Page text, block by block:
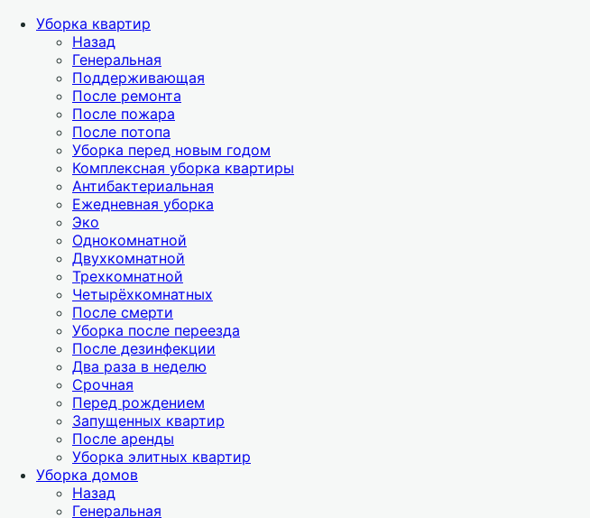
Уборка квартир
Назад
Генеральная
Поддерживающая
После ремонта
После пожара
После потопа
Уборка перед новым годом
Комплексная уборка квартиры
Антибактериальная
Ежедневная уборка
Эко
Однокомнатной
Двухкомнатной
Трехкомнатной
Четырёхкомнатных
После смерти
Уборка после переезда
После дезинфекции
Два раза в неделю
Срочная
Перед рождением
Запущенных квартир
После аренды
Уборка элитных квартир
Уборка домов
Назад
Генеральная